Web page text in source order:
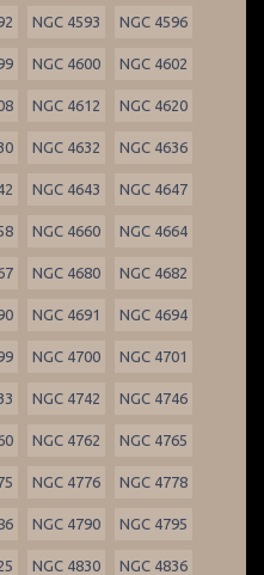
NGC 4593 NGC 4596
NGC 4600 NGC 4602
NGC 4612 NGC 4620
NGC 4632 NGC 4636
NGC 4643 NGC 4647
NGC 4660 NGC 4664
NGC 4680 NGC 4682
NGC 4691 NGC 4694
NGC 4700 NGC 4701
NGC 4742 NGC 4746
NGC 4762 NGC 4765
NGC 4776 NGC 4778
NGC 4790 NGC 4795
NGC 4830 NGC 4836